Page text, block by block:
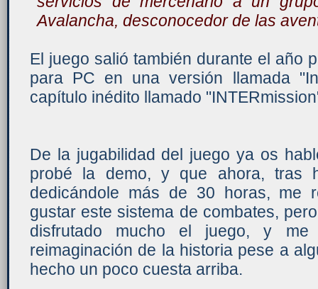
Avalancha, desconocedor de las
El juego salió también durante el año
para PC en una versión llamada
capítulo inédito llamado
De la jugabilidad del juego ya os
probé la demo, y que ahora, tras
dedicándole más de 30 horas, me
gustar este sistema de combates,
disfrutado mucho el juego, y
reimaginación de la historia pese a
hecho un poco cuesta arriba.